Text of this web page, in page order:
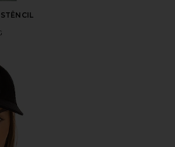
Boné de beisebol esportivo Jeremy